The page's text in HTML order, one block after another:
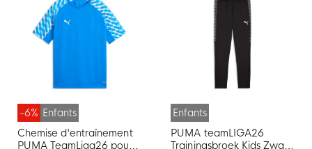
-6% Enfants
Chemise d'entraînement
PUMA TeamLiga26 pour
Enfants
PUMA teamLIGA26
Trainingsbroek Kids Zwart